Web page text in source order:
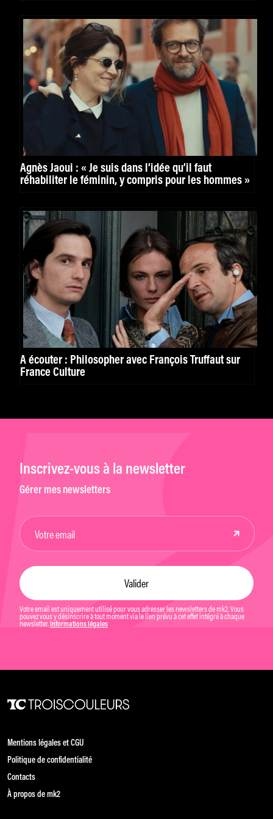
Agnès Jaoui : « Je suis dans l’idée qu’il faut
réhabiliter le féminin, y compris pour les hommes »
À écouter : Philosopher avec François Truffaut sur
France Culture
Inscrivez-vous à la newsletter
Gérer mes newsletters
Votre email est uniquement utilisé pour vous adresser les newsletters de mk2. Vous
pouvez vous y désinscrire à tout moment via le lien prévu à cet effet intégré à chaque
newsletter. Informations légales
Mentions légales et CGU
Politique de confidentialité
Contacts
À propos de mk2